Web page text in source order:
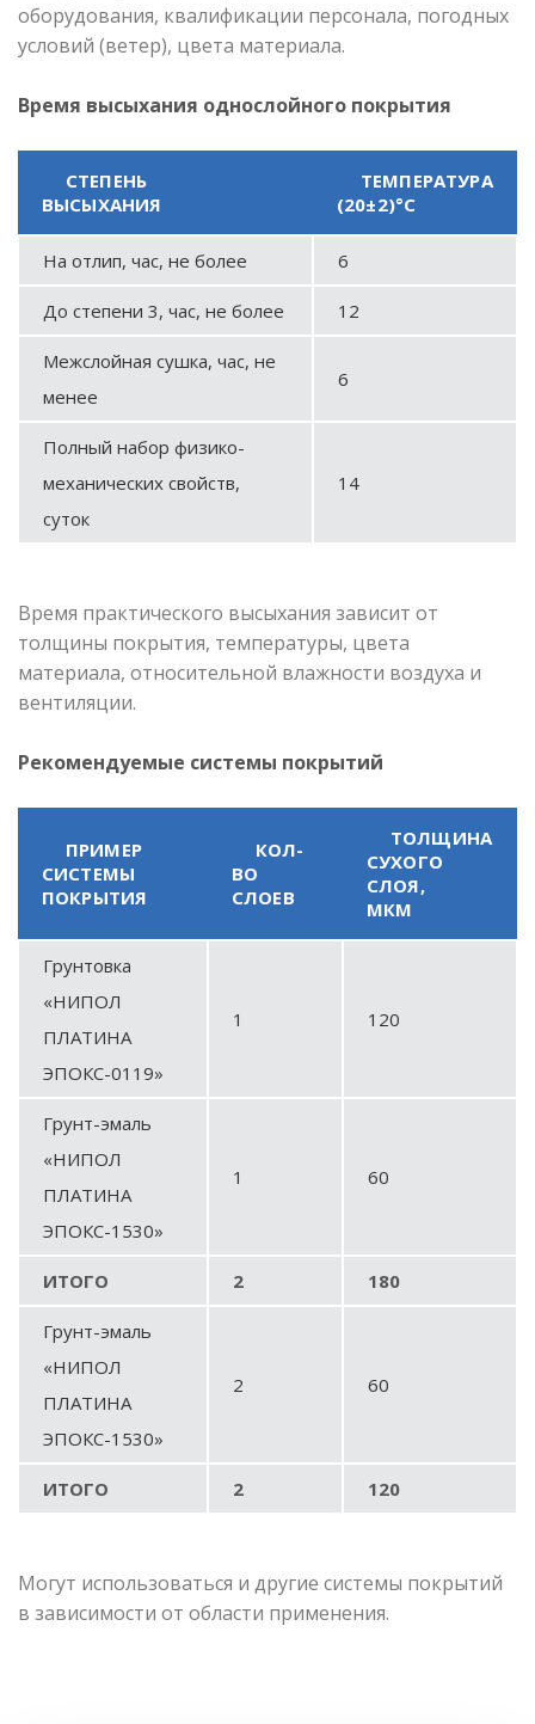
оборудования, квалификации персонала, погодных
условий (ветер), цвета материала.
Время высыхания однослойного покрытия
СТЕПЕНЬ
ВЫСЫХАНИЯ
ТЕМПЕРАТУРА
(20±2)°С
На отлип, час, не более 6
До степени 3, час, не более 12
Межслойная сушка, час, не
менее
6
Полный набор физико-
механических свойств,
суток
14
Время практического высыхания зависит от
толщины покрытия, температуры, цвета
материала, относительной влажности воздуха и
вентиляции.
Рекомендуемые системы покрытий
ПРИМЕР
СИСТЕМЫ
ПОКРЫТИЯ
КОЛ-
ВО
СЛОЕВ
ТОЛЩИНА
СУХОГО
СЛОЯ,
МКМ
Грунтовка
«НИПОЛ
ПЛАТИНА
ЭПОКС-0119»
1 120
Грунт-эмаль
«НИПОЛ
ПЛАТИНА
ЭПОКС-1530»
1 60
ИТОГО 2 180
Грунт-эмаль
«НИПОЛ
ПЛАТИНА
ЭПОКС-1530»
2 60
ИТОГО 2 120
Могут использоваться и другие системы покрытий
в зависимости от области применения.